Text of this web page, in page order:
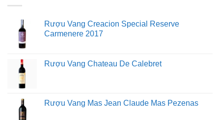
Rượu Vang Creacion Special Reserve
Carmenere 2017
Rượu Vang Chateau De Calebret
Rượu Vang Mas Jean Claude Mas Pezenas